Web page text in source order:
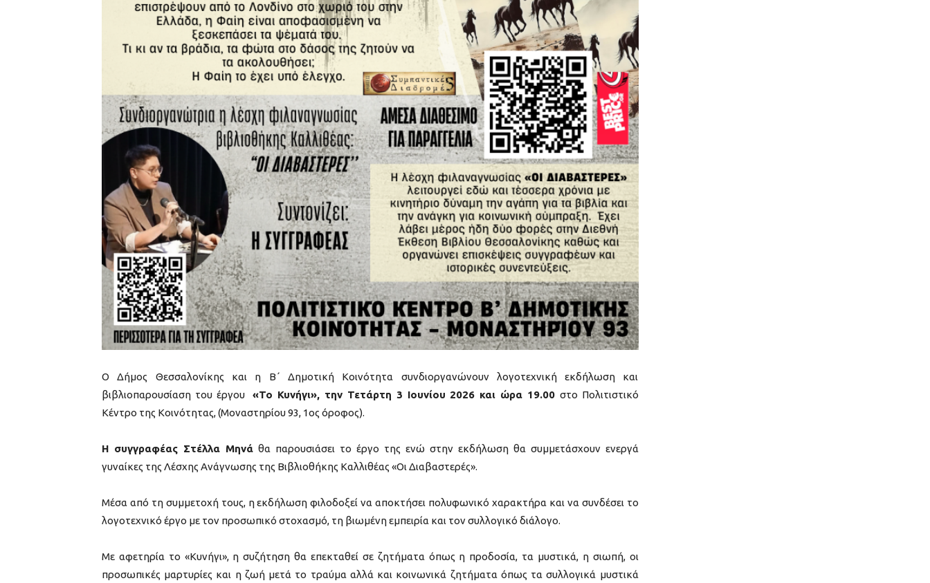
Ο Δήμος Θεσσαλονίκης και η Β΄ Δημοτική Κοινότητα συνδιοργανώνουν λογοτεχνική εκδήλωση και
βιβλιοπαρουσίαση του έργου«Το Κυνήγι», την Τετάρτη 3 Ιουνίου 2026 και ώρα 19.00 στο Πολιτιστικό
Κέντρο της Κοινότητας, (Μοναστηρίου 93, 1ος όροφος).
Η συγγραφέας Στέλλα Μηνάθα παρουσιάσει το έργο της ενώ στην εκδήλωση θα συμμετάσχουν ενεργά
γυναίκες της Λέσχης Ανάγνωσης της Βιβλιοθήκης Καλλιθέας «Οι Διαβαστερές».
Μέσα από τη συμμετοχή τους, η εκδήλωση φιλοδοξεί να αποκτήσει πολυφωνικό χαρακτήρα και να συνδέσει το
λογοτεχνικό έργο με τον προσωπικό στοχασμό, τη βιωμένη εμπειρία και τον συλλογικό διάλογο.
Με αφετηρία το «Κυνήγι», η συζήτηση θα επεκταθεί σε ζητήματα όπως η προδοσία, τα μυστικά, η σιωπή, οι
προσωπικές μαρτυρίες και η ζωή μετά το τραύμα αλλά και κοινωνικά ζητήματα όπως τα συλλογικά μυστικά